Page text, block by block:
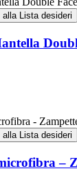
alla Lista desideri
alla Lista desideri
–